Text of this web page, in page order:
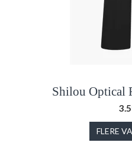
Shilou Optical
FLERE